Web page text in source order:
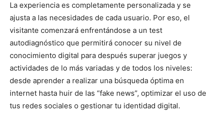
La experiencia es completamente personalizada y se
ajusta a las necesidades de cada usuario. Por eso, el
visitante comenzará enfrentándose a un test
autodiagnóstico que permitirá conocer su nivel de
conocimiento digital para después superar juegos y
actividades de lo más variadas y de todos los niveles:
desde aprender a realizar una búsqueda óptima en
internet hasta huir de las “fake news”, optimizar el uso de
tus redes sociales o gestionar tu identidad digital.